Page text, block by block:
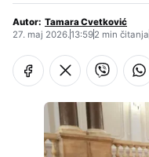
Autor: Tamara Cvetković
27. maj 2026.13:592 min čitanja